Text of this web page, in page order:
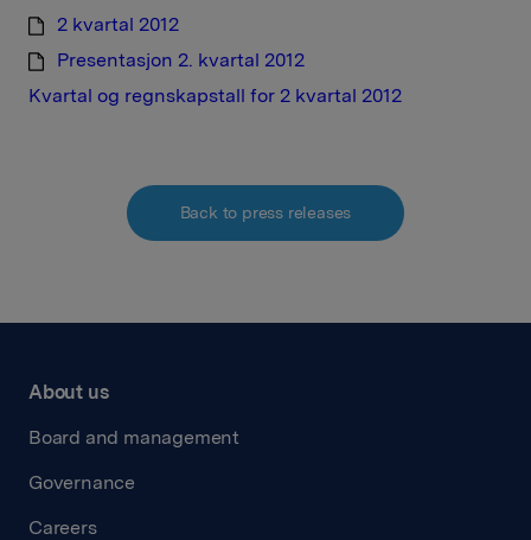
2 kvartal 2012
Presentasjon 2. kvartal 2012
Kvartal og regnskapstall for 2 kvartal 2012
Back to press releases
About us
Board and management
Governance
Careers